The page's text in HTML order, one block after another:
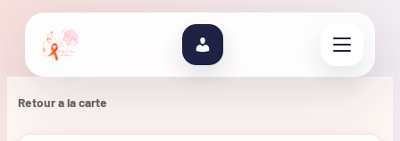
Retour a la carte